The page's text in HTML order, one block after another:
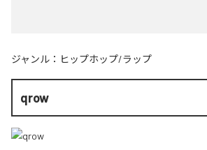
ジャンル： ヒップホップ/ラップ
qrow